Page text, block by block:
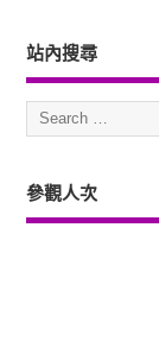
站內搜尋
參觀人次